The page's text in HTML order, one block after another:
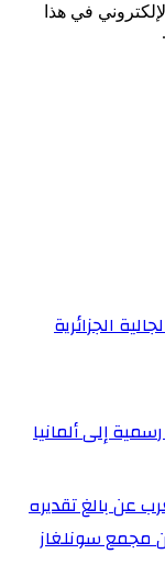
في هذا
الجزائرية
إلى ألمانيا
عن بالغ تقديره
مجمع سونلغاز